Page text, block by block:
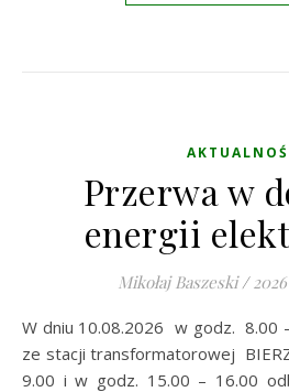
Przerwa w
energii
Mikołaj Baszeski /
W dniu 10.08.2026 w godz. 8.00 – 16.00 odbiorcy zasilani
ze stacji transformatorowej
9.00 i w godz. 15.00 – 16.00